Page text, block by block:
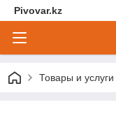
Pivovar.kz
Товары и услуги